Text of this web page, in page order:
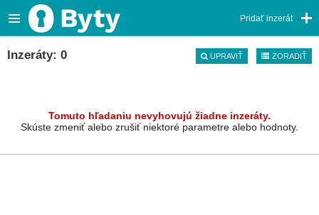
Pridať inzerát
Inzeráty: 0 UPRAVIŤ ZORADIŤ
Tomuto hľadaniu nevyhovujú žiadne inzeráty.
Skúste zmeniť alebo zrušiť niektoré parametre alebo hodnoty.